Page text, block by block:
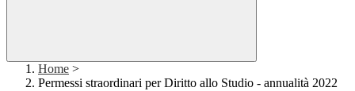
Home >
Permessi straordinari per Diritto allo Studio - annualità 2022